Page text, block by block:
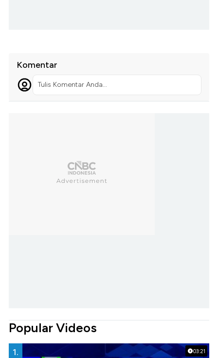
Komentar
Tulis Komentar Anda...
Popular Videos
03:21
1.